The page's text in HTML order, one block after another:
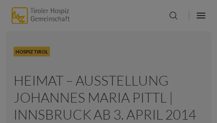
HOSPIZ TIROL
HEIMAT – AUSSTELLUNG
JOHANNES MARIA PITTL |
INNSBRUCK AB 3. APRIL 2014